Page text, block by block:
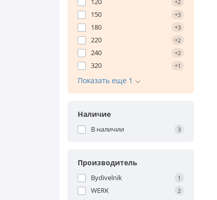
+2
150 +3
180 +3
220 +2
240 +2
320 +1
Показать еще 1
Наличие
В наличии 3
Производитель
Bydivelnik 1
WERK 2